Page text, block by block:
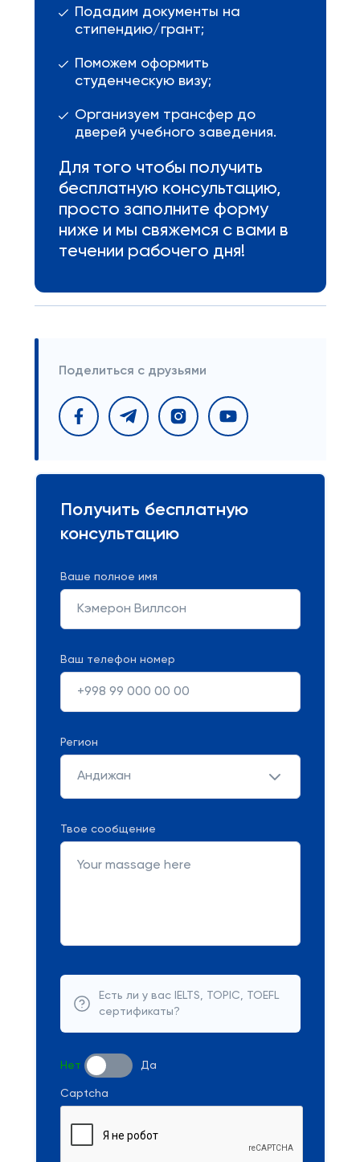
Подадим документы на
стипендию/грант;
Поможем оформить
студенческую визу;
Организуем трансфер до
дверей учебного заведения.
Для того чтобы получить
бесплатную консультацию,
просто заполните форму
ниже и мы свяжемся с вами в
течении рабочего дня!
Поделиться с друзьями
Получить бесплатную
консультацию
Ваше полное имя
Ваш телефон номер
Регион
Андижан
Твое сообщение
Есть ли у вас IELTS, TOPIC, TOEFL
сертификаты?
Нет Да
Captcha